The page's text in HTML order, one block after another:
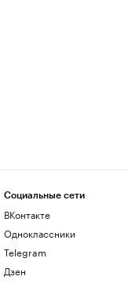
Социальные сети
ВКонтакте
Одноклассники
Telegram
Дзен